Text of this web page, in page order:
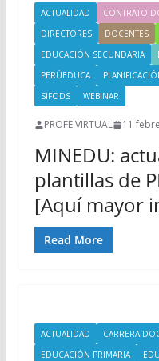
ACTUALIDAD CONTRATO
DIRECTORES
DOCENTES
EDUCACIÓN SECUNDARIA
PERÚEDUCA
SIFODS
WEBINAR
PROFE VIRTUAL 11
MINEDU:
plantillas de
[Aquí mayor
Read More
ACTUALIDAD CARRERA
EDUCACIÓN PRIMARIA